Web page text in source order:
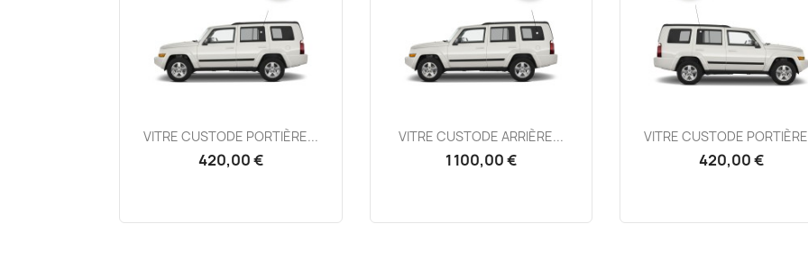
Aperçu rapide
VITRE CUSTODE PORTIÈRE...
420,00 €
Aperçu rapide
VITRE CUSTODE ARRIÈRE...
1 100,00 €
Aperçu rapide
VITRE CUSTODE
420,00 €